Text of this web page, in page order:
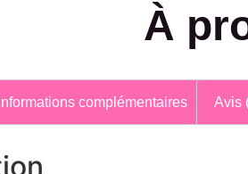
À
Informations complémentaires Avis